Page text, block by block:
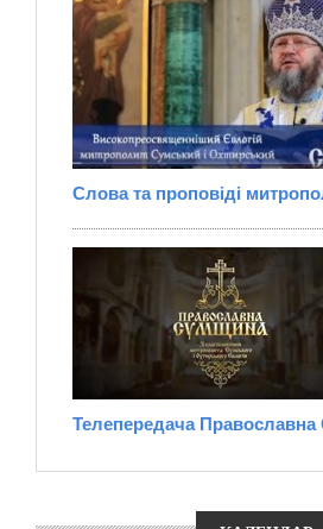
Слова та проповіді
Телепередача